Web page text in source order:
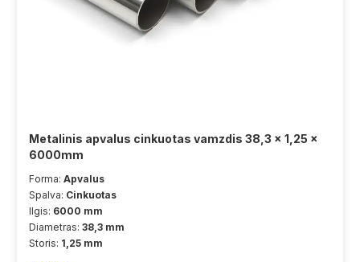
Metalinis apvalus cinkuotas vamzdis 38,3 x 1,25 x
6000mm
Forma: Apvalus
Spalva: Cinkuotas
Ilgis: 6000 mm
Diametras: 38,3 mm
Storis: 1,25 mm